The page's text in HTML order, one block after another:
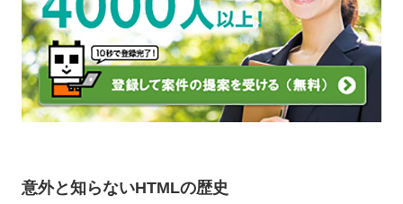
意外と知らないHTMLの歴史